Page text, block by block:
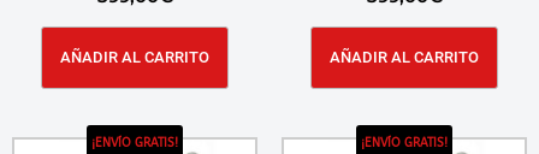
AÑADIR AL CARRITO AÑADIR AL CARRITO
¡ENVÍO GRATIS! ¡ENVÍO GRATIS!